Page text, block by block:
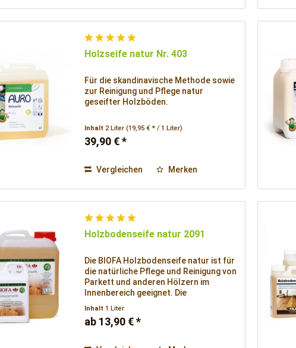
Holzseife natur Nr. 403
Für die skandinavische Methode sowie
zur Reinigung und Pflege natur
geseifter Holzböden.
Inhalt2 Liter(19,95 € * / 1 Liter)
39,90 € *
Vergleichen Merken
Holzbodenseife natur 2091
Die BIOFA Holzbodenseife natur ist für
die natürliche Pflege und Reinigung von
Parkett und anderen Hölzern im
Innenbereich geeignet. Die
in Verbindung mit Lauge, wie auch zur
Weichholzböden.
Inhalt1 Liter
ab 13,90 € *